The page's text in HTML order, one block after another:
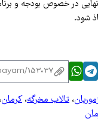
خصوص بودجه و برنامه‌های
،تالاب مخرگه،کرمان،گرد